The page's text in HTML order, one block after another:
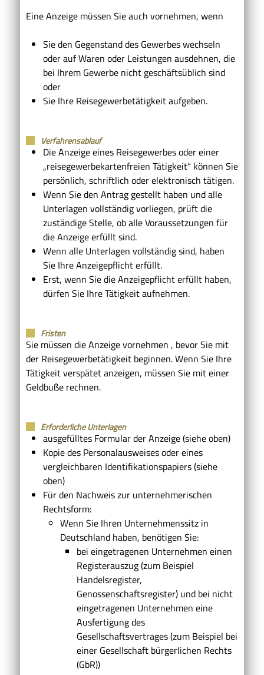
Eine Anzeige müssen Sie auch vornehmen, wenn
Sie den Gegenstand des Gewerbes wechseln
oder auf Waren oder Leistungen ausdehnen, die
bei Ihrem Gewerbe nicht geschäftsüblich sind
oder
Sie Ihre Reisegewerbetätigkeit aufgeben.
Verfahrensablauf
Die Anzeige eines Reisegewerbes oder einer
„reisegewerbekartenfreien Tätigkeit“ können Sie
persönlich, schriftlich oder elektronisch tätigen.
Wenn Sie den Antrag gestellt haben und alle
Unterlagen vollständig vorliegen, prüft die
zuständige Stelle, ob alle Voraussetzungen für
die Anzeige erfüllt sind.
Wenn alle Unterlagen vollständig sind, haben
Sie Ihre Anzeigepflicht erfüllt.
Erst, wenn Sie die Anzeigepflicht erfüllt haben,
dürfen Sie Ihre Tätigkeit aufnehmen.
Fristen
Sie müssen die Anzeige vornehmen , bevor Sie mit
der Reisegewerbetätigkeit beginnen. Wenn Sie Ihre
Tätigkeit verspätet anzeigen, müssen Sie mit einer
Geldbuße rechnen.
Erforderliche Unterlagen
ausgefülltes Formular der Anzeige (siehe oben)
Kopie des Personalausweises oder eines
vergleichbaren Identifikationspapiers (siehe
oben)
Für den Nachweis zur unternehmerischen
Rechtsform:
Wenn Sie Ihren Unternehmenssitz in
Deutschland haben, benötigen Sie:
bei eingetragenen Unternehmen einen
Registerauszug (zum Beispiel
Handelsregister,
Genossenschaftsregister) und bei nicht
eingetragenen Unternehmen eine
Ausfertigung des
Gesellschaftsvertrages (zum Beispiel bei
einer Gesellschaft bürgerlichen Rechts
(GbR))